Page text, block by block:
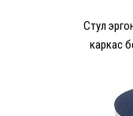
Стул
каркас